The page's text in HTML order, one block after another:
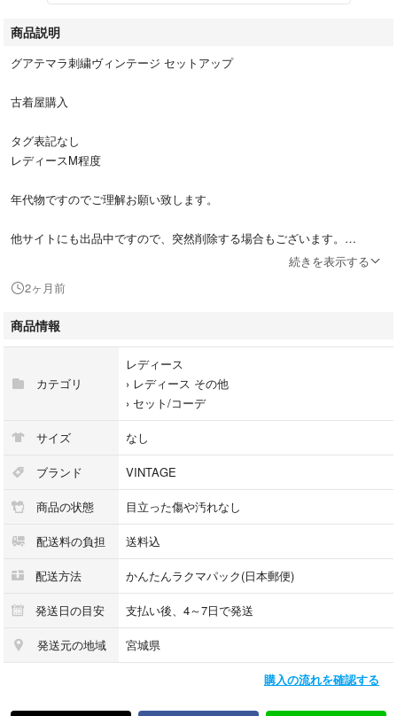
商品説明
グアテマラ刺繍ヴィンテージ セットアップ
古着屋購入
タグ表記なし
レディースM程度
年代物ですのでご理解お願い致します。
他サイトにも出品中ですので、突然削除する場合もございます。
e 古着 骨董市 蚤の市 フリマ IMPERIAL USA アメリカ EURO ヨーロ
ッパ イギリス ロンドン 北欧 韓国 高円寺 下北沢 吉祥寺 原宿 中目
黒 昭和レトロ MARTE マルテ Lochie ロキエ didizizi JAM HAIGHT&ASH
eisuke kanda ケイスケカンダ zig nico TORO Dept デプト toga karma jan
tiques ジャンティーク フラミンゴ newyorkjoe ニューヨークジョー santa
monica サンタモニカ Fizz フィズ slat スラット Ameri アメリ ZARA h&
m ラルフローレン patagonia アーバンリサーチ urbanresearchビームスボ
ーイ beams ジャーナルスタンダード journalstandard フリークススト
ア ガテマラ
続きを表示する
2ヶ月前
商品情報
カテゴリ
レディース
› レディース その他
› セット/コーデ
サイズ なし
ブランド VINTAGE
商品の状態 目立った傷や汚れなし
配送料の負担 送料込
配送方法 かんたんラクマパック(日本郵便)
発送日の目安 支払い後、4～7日で発送
発送元の地域 宮城県
購入の流れを確認する